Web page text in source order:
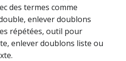
des termes comme
enlever doublons
répétées, outil pour
enlever doublons liste ou